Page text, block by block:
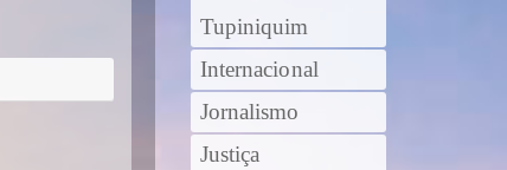
Tupiniquim
Internacional
Jornalismo
Justiça